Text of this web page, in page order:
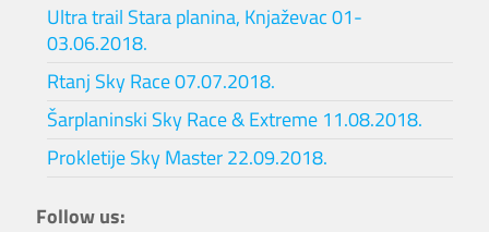
Ultra trail Stara planina, Knjaževac 01-
03.06.2018.
Rtanj Sky Race 07.07.2018.
Šarplaninski Sky Race & Extreme 11.08.2018.
Prokletije Sky Master 22.09.2018.
Follow us: